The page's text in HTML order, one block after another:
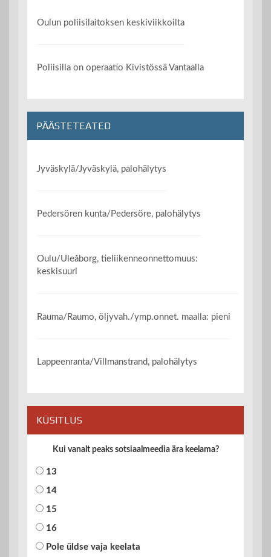
Oulun poliisilaitoksen keskiviikkoilta
Poliisilla on operaatio Kivistössä Vantaalla
PÄÄSTETEATED
Jyväskylä/Jyväskylä, palohälytys
Pedersören kunta/Pedersöre, palohälytys
Oulu/Uleåborg, tieliikenneonnettomuus:
keskisuuri
Rauma/Raumo, öljyvah./ymp.onnet. maalla: pieni
Lappeenranta/Villmanstrand, palohälytys
KÜSITLUS
Kui vanalt peaks sotsiaalmeedia ära keelama?
13
14
15
16
Pole üldse vaja keelata